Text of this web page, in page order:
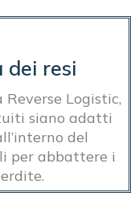
dei resi
Logistic,
siano adatti
del
per abbattere i